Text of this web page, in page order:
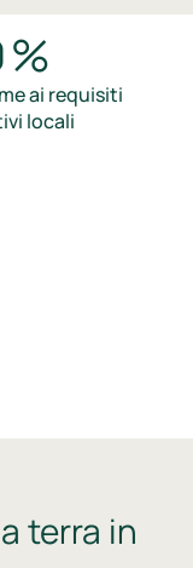
%
ai requisiti
locali
terra in